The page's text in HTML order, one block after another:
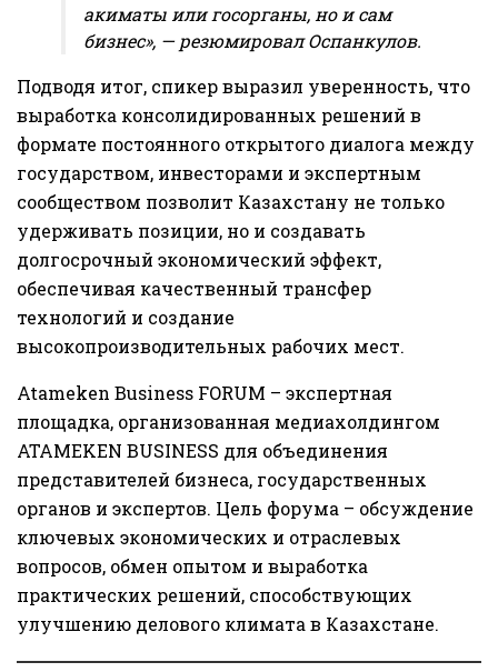
акиматы или госорганы, но и сам
бизнес», — резюмировал Оспанкулов.
Подводя итог, спикер выразил уверенность, что
выработка консолидированных решений в
формате постоянного открытого диалога между
государством, инвесторами и экспертным
сообществом позволит Казахстану не только
удерживать позиции, но и создавать
долгосрочный экономический эффект,
обеспечивая качественный трансфер
технологий и создание
высокопроизводительных рабочих мест.
Atameken Business FORUM – экспертная
площадка, организованная медиахолдингом
ATAMEKEN BUSINESS для объединения
представителей бизнеса, государственных
органов и экспертов. Цель форума – обсуждение
ключевых экономических и отраслевых
вопросов, обмен опытом и выработка
практических решений, способствующих
улучшению делового климата в Казахстане.